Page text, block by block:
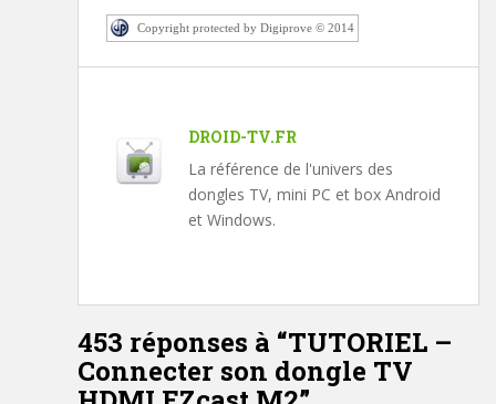
Copyright protected by Digiprove © 2014
DROID-TV.FR
La référence de l'univers des
dongles TV, mini PC et box Android
et Windows.
453 réponses à “TUTORIEL –
Connecter son dongle TV